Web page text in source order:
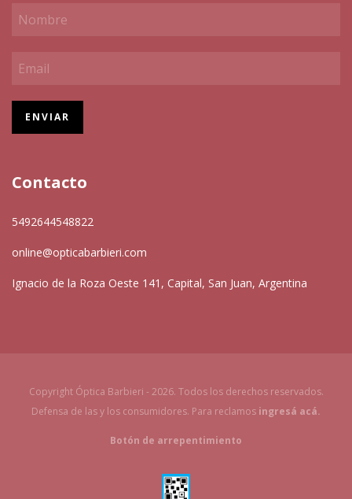
Contacto
5492644548822
online@opticabarbieri.com
Ignacio de la Roza Oeste 141, Capital, San Juan, Argentina
Copyright Óptica Barbieri - 2026. Todos los derechos reservados.
Defensa de las y los consumidores. Para reclamos ingresá acá.
Botón de arrepentimiento